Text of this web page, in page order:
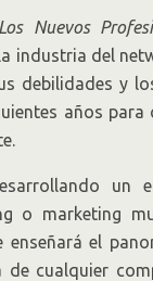
Los Nuevos
industria del
debilidades y
años
un
o marketing
el
de cualquier